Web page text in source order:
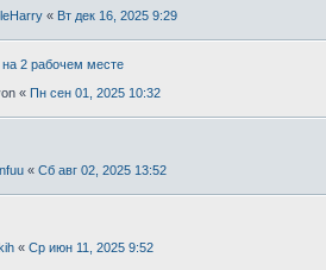
« Вт дек 16, 2025 9:29
2 рабочем месте
« Пн сен 01, 2025 10:32
« Сб авг 02, 2025 13:52
« Ср июн 11, 2025 9:52